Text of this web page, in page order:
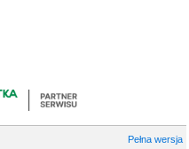
Pełna wersja